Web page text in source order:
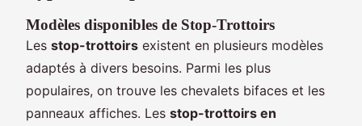
Modèles disponibles de Stop-Trottoirs
Les stop-trottoirs existent en plusieurs modèles
adaptés à divers besoins. Parmi les plus
populaires, on trouve les chevalets bifaces et les
panneaux affiches. Les stop-trottoirs en